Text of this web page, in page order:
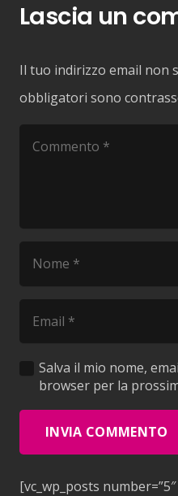
Lascia un
Il tuo indirizzo email non
obbligatori sono
Salva il mio nome,
browser per la
INVIA COMMENTO
[vc_wp_posts